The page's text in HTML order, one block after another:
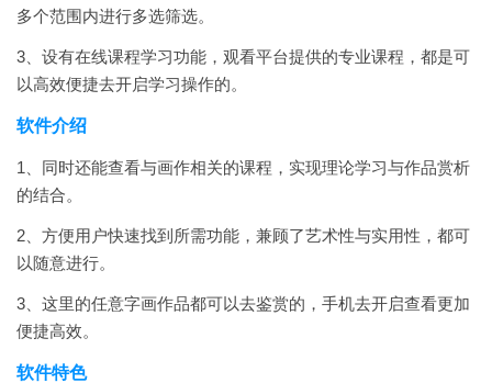
多个范围内进行多选筛选。
3、设有在线课程学习功能，观看平台提供的专业课程，都是可
以高效便捷去开启学习操作的。
软件介绍
1、同时还能查看与画作相关的课程，实现理论学习与作品赏析
的结合。
2、方便用户快速找到所需功能，兼顾了艺术性与实用性，都可
以随意进行。
3、这里的任意字画作品都可以去鉴赏的，手机去开启查看更加
便捷高效。
软件特色